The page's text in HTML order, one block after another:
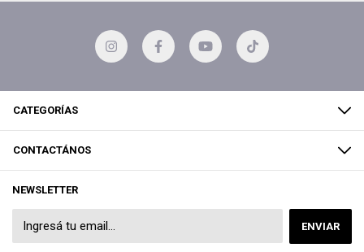
CATEGORÍAS
CONTACTÁNOS
NEWSLETTER